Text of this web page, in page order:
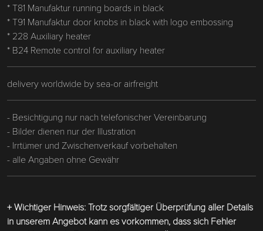
* T81 Manufaktur running boards in black
* T91 Manufaktur door knobs in black with logo embossing
* 228 Auxiliary heater
* B24 Remote control for auxiliary heater
delivery worldwide by sea-or airfreight
- Besichtigung nur nach telefonischer Vereinbarung
- Bilder dienen nur der Illustration
- Irrtümer und Zwischenverkauf vorbehalten
- alle Angaben ohne Gewähr
+ Wichtiger Hinweis: Trotz sorgfältiger Überprüfung aller Details
in unserem Angebot kann es vorkommen, dass sich Fehler